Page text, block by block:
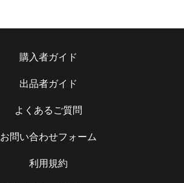
購入者ガイド
出品者ガイド
よくあるご質問
お問い合わせフォーム
利用規約